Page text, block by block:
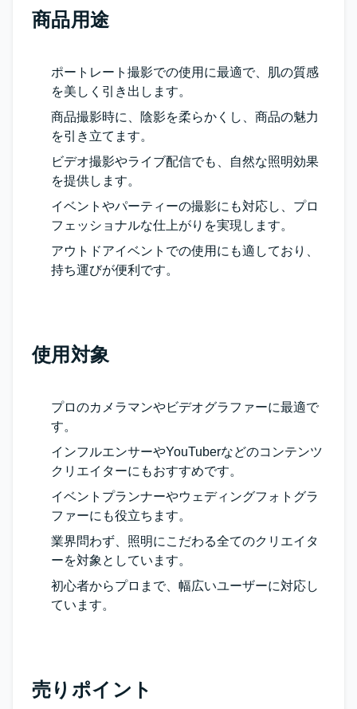
商品用途
ポートレート撮影での使用に最適で、肌の質感
を美しく引き出します。
商品撮影時に、陰影を柔らかくし、商品の魅力
を引き立てます。
ビデオ撮影やライブ配信でも、自然な照明効果
を提供します。
イベントやパーティーの撮影にも対応し、プロ
フェッショナルな仕上がりを実現します。
アウトドアイベントでの使用にも適しており、
持ち運びが便利です。
使用対象
プロのカメラマンやビデオグラファーに最適で
す。
インフルエンサーやYouTuberなどのコンテンツ
クリエイターにもおすすめです。
イベントプランナーやウェディングフォトグラ
ファーにも役立ちます。
業界問わず、照明にこだわる全てのクリエイタ
ーを対象としています。
初心者からプロまで、幅広いユーザーに対応し
ています。
売りポイント